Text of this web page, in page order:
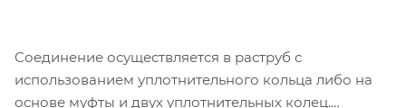
Соединение осуществляется в раструб с
использованием уплотнительного кольца либо на
основе муфты и двух уплотнительных колец.